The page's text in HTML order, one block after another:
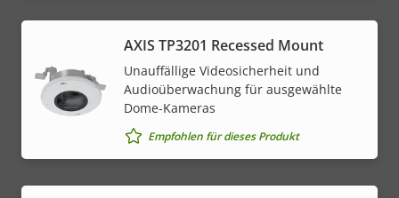
AXIS TP3201 Recessed Mount
Unauffällige Videosicherheit und
Audioüberwachung für ausgewählte
Dome-Kameras
Empfohlen für dieses Produkt